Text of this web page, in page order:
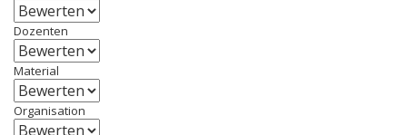
Dozenten
Material
Organisation